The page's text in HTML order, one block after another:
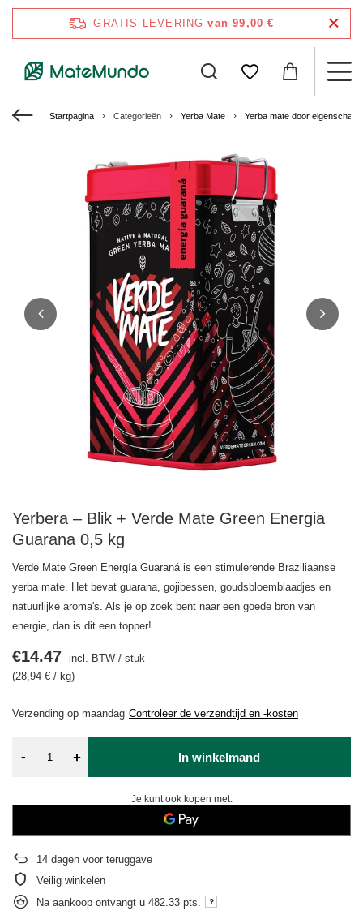
GRATIS LEVERING van 99,00 €
Startpagina Categorieën Yerba Mate Yerba mate door
Yerbera – Blik + Verde Mate Green Energia
Guarana 0,5 kg
Verde Mate Green Energía Guaraná is een stimulerende Braziliaanse
yerba mate. Het bevat guarana, gojibessen, goudsbloemblaadjes en
natuurlijke aroma's. Als je op zoek bent naar een goede bron van
energie, dan is dit een topper!
Verzending op maandag Controleer de verzendtijd en -kosten
€14.47 incl. BTW / stuk
(28,94 € / kg)
- + In winkelmand
Je kunt ook kopen met:
14 dagen voor teruggave
Veilig winkelen
Na aankoop ontvangt u 482.33 pts.